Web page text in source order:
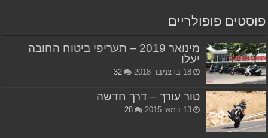
פוסטים פופולריים
מינואר 2019 – תעריפי ביטוח החובה
יעלו
18 בדצמבר 2018 32
טור עורך – דרך חדשה
13 במאי 2015 28